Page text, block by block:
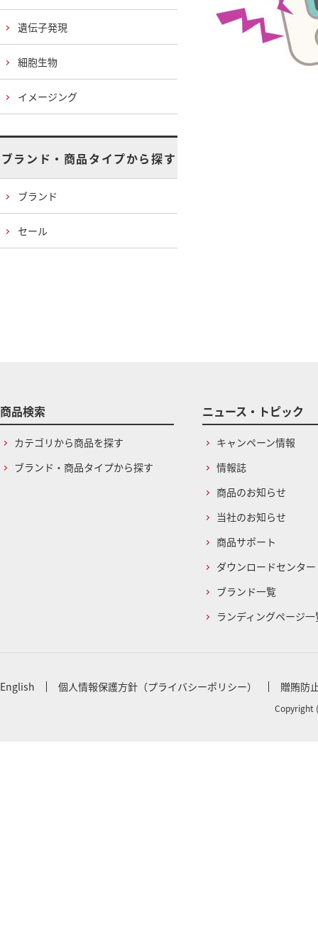
遺伝子発現
細胞生物
イメージング
ブランド・商品タイプから探す
ブランド
セール
商品検索
カテゴリから商品を探す
ブランド・商品タイプから探す
ニュース・トピック
キャンペーン情報
情報誌
商品のお知らせ
当社のお知らせ
商品サポート
ダウンロードセンター
ブランド一覧
ランディングページ一
English 個人情報保護方針（プライバシーポリシー） 贈賄防
Copyright